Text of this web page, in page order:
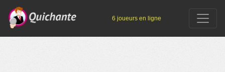
6 joueurs en ligne